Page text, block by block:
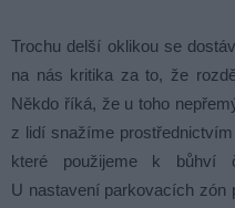
Trochu delší oklikou se
na nás kritika za to, že
Někdo říká, že u toho
z lidí snažíme
které použijeme k bůhví
U nastavení parkovacích zón